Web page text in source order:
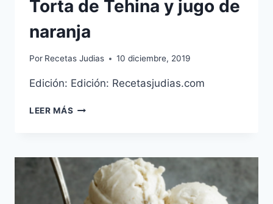
Torta de Tehina y jugo de
naranja
Por Recetas Judias 10 diciembre, 2019
Edición: Edición: Recetasjudias.com
LEER MÁS TORTA
JUGO
NARANJA